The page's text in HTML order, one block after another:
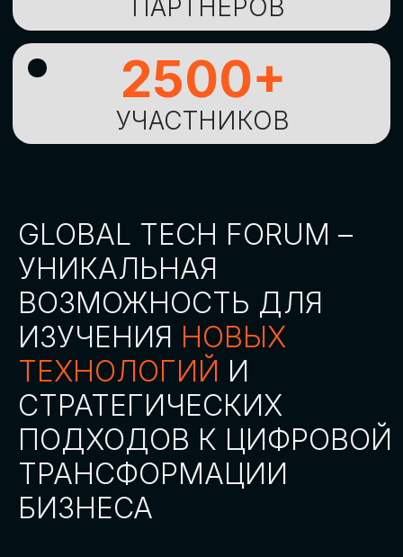
ОСТАВИТЬ
ЗАЯВКУ
АККРЕДИТАЦИЯ
СМИ
СКАЧАТЬ ПРОГРАММУ
СТАТЬ СПИКЕРОМ
Оставьте заявку, наши менеджеры
СТАТЬ УЧАСТНИКОМ